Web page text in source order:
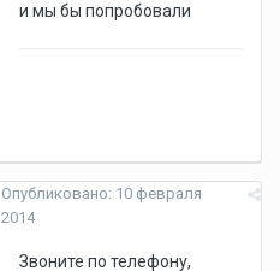
и мы бы попробовали
Опубликовано: 10 февраля
2014
Звоните по телефону,